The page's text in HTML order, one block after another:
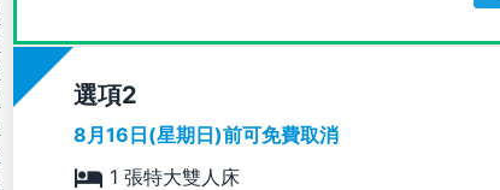
選項
8月16日(星期日)前可免費取消
1 張特大雙人床